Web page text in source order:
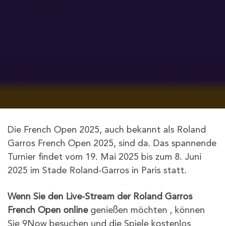
Die French Open 2025, auch bekannt als Roland
Garros French Open 2025, sind da. Das spannende
Turnier findet vom 19. Mai 2025 bis zum 8. Juni
2025 im Stade Roland-Garros in Paris statt.
Wenn Sie den Live-Stream der Roland Garros
French Open online genießen möchten , können
Sie 9Now besuchen und die Spiele kostenlos